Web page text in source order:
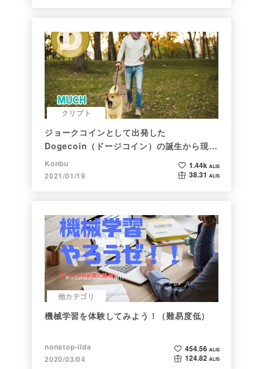
クリプト
ジョークコインとして出発した
Dogecoin（ドージコイン）の誕生から現在
まで。注目される非証券性🐶
Konbu
2021/01/19
1.44k ALIS
38.31 ALIS
他カテゴリ
機械学習を体験してみよう！（難易度低）
nonstop-iida
2020/03/04
454.56 ALIS
124.82 ALIS